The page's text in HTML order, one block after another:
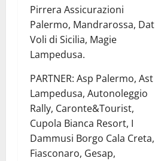
Pirrera Assicurazioni
Palermo, Mandrarossa, Dat
Voli di Sicilia, Magie
Lampedusa.
PARTNER: Asp Palermo, Ast
Lampedusa, Autonoleggio
Rally, Caronte&Tourist,
Cupola Bianca Resort, I
Dammusi Borgo Cala Creta,
Fiasconaro, Gesap,